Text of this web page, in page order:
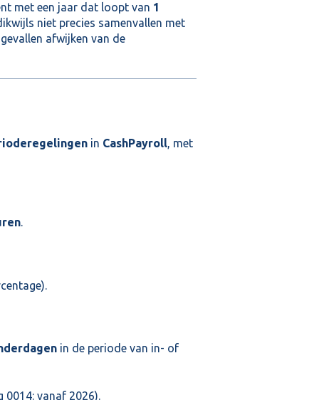
met een jaar dat loopt van 1
niet precies samenvallen met
afwijken van de
in CashPayroll, met
.
in de periode van in- of
vanaf 2026).